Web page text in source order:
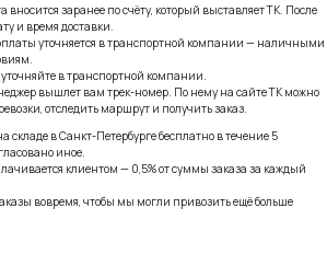
вносится заранее по счёту, который выставляет ТК. После
и время доставки.
уточняется в транспортной компании — наличными
в транспортной компании.
вышлет вам трек-номер. По нему на сайте ТК можно
отследить маршрут и получить заказ.
в Санкт-Петербурге бесплатно в течение 5
иное.
клиентом — 0,5% от суммы заказа за каждый
вовремя, чтобы мы могли привозить ещё больше